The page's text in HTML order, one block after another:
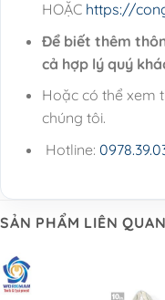
HOẶC https://
Để biết thêm
cả hợp lý quý
Hoặc có thể xem
chúng tôi.
Hotline:
SẢN PHẨM LIÊN QUAN